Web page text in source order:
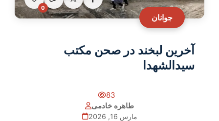
جوانان
0
آخرین لبخند در صحن مکتب
سیدالشهدا
83
طاهره خادمی
مارس 16, 2026